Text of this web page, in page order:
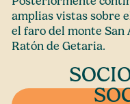
amplias vistas sobre
el faro del monte San
Ratón de Getaria.